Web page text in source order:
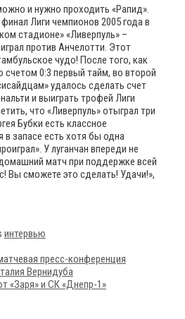
и нужно проходить «Рапид».
Лиги чемпионов 2005 года в
стадионе» «Ливерпуль» –
против Анчелотти. Этот
чудо! После того, как
счетом 0:3 первый тайм, во второй
удалось сделать счет
и выиграть трофей Лиги
что «Ливерпуль» отыграл три
Бубки есть классное
в запасе есть хотя бы одна
У луганчан впереди не
матч при поддержке всей
Вы сможете это сделать! Удачи!»,
интервью
пресс-конференция
Вернидуба
«Заря» и СК «Днепр-1»